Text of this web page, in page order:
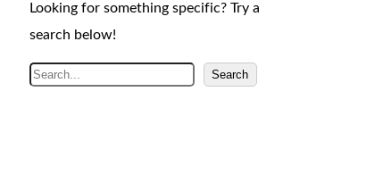
Looking for something specific? Try a
search below!
A
Search